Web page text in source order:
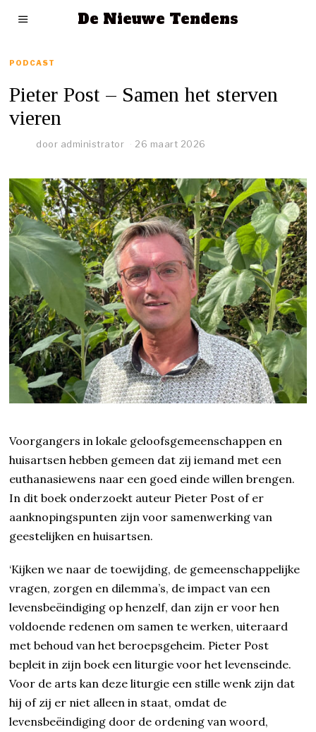
De Nieuwe Tendens
PODCAST
Pieter Post – Samen het sterven
vieren
door administrator 26 maart 2026
Voorgangers in lokale geloofsgemeenschappen en
huisartsen hebben gemeen dat zij iemand met een
euthanasiewens naar een goed einde willen brengen.
In dit boek onderzoekt auteur Pieter Post of er
aanknopingspunten zijn voor samenwerking van
geestelijken en huisartsen.
‘Kijken we naar de toewijding, de gemeenschappelijke
vragen, zorgen en dilemma’s, de impact van een
levensbeëindiging op henzelf, dan zijn er voor hen
voldoende redenen om samen te werken, uiteraard
met behoud van het beroepsgeheim. Pieter Post
bepleit in zijn boek een liturgie voor het levenseinde.
Voor de arts kan deze liturgie een stille wenk zijn dat
hij of zij er niet alleen in staat, omdat de
levensbeëindiging door de ordening van woord,